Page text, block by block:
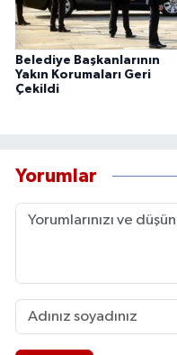
Belediye Başkanlarının
Yakın Korumaları Geri
Çekildi
Yorumlar